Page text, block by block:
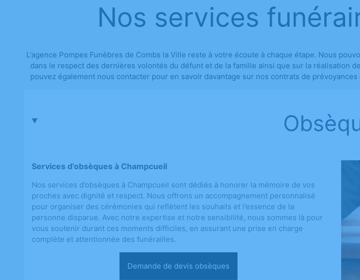
Nos services
L'agence Pompes Funèbres de Combs la Ville reste à votre écoute à chaque étape. Nous
dans le respect des dernières volontés du défunt et de la famille ainsi que sur la réalisation
pouvez également nous contacter pour en savoir davantage sur nos contrats de
Services d'obsèques à Champcueil
Nos services d’obsèques à Champcueil sont dédiés à honorer la mémoire de vos
proches avec dignité et respect. Nous offrons un accompagnement personnalisé
pour organiser des cérémonies qui reflètent les souhaits et l’essence de la
personne disparue. Avec notre expertise et notre sensibilité, nous sommes là pour
vous soutenir durant ces moments difficiles, en assurant une prise en charge
complète et attentionnée des funérailles.
Demande de devis obsèques